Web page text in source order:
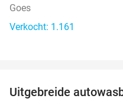
Goes
Verkocht: 1.161
Uitgebreide